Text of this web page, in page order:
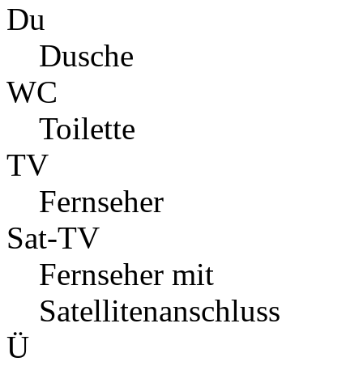
Du
Dusche
WC
Toilette
TV
Fernseher
Sat-TV
Fernseher mit
Satellitenanschluss
Ü